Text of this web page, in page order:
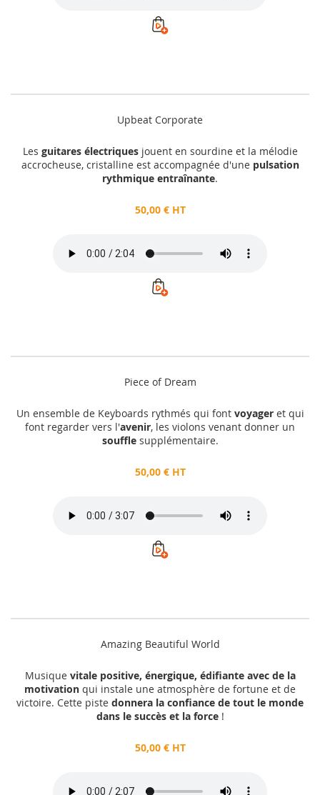
Upbeat Corporate
Les guitares électriquesjouent en sourdine et la mélodie
accrocheuse, cristalline est accompagnée d'une pulsation
rythmique entraînante.
50,00 € HT
Piece of Dream
Un ensemble de Keyboards rythmés qui font voyageret qui
font regarder vers l'avenir, les violons venant donner un
soufflesupplémentaire.
50,00 € HT
Amazing Beautiful World
Musiquevitale positive, énergique, édifiante avec de la
motivation qui instale une atmosphère de fortune et de
victoire. Cette piste donnera la confiance de tout le monde
dans le succès et la force!
50,00 € HT